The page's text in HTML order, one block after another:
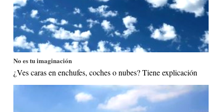
No es tu imaginación
¿Ves caras en enchufes, coches o nubes? Tiene explicación